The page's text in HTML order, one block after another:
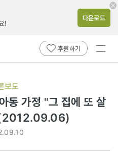
!
다운로드
후원하기
전체
보도
동 가정 "그 집에 또 살